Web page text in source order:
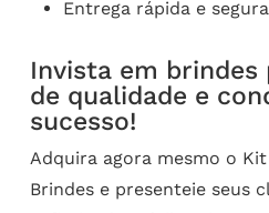
Entrega rápida e segura
Invista em brindes
de qualidade e
sucesso!
Adquira agora mesmo o
Brindes e presenteie seus